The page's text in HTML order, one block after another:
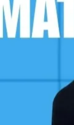
Siswa-Siswi Lulus